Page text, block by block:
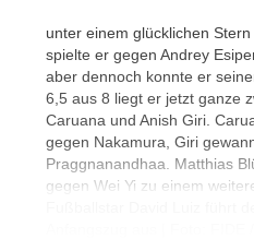
unter einem glücklichen
spielte er gegen Andrey
aber dennoch konnte er
6,5 aus 8 liegt er jetzt ganze
Caruana und Anish Giri.
gegen Nakamura, Giri
Praggnanandhaa. Matthias
gegen Wei Yi zu einem